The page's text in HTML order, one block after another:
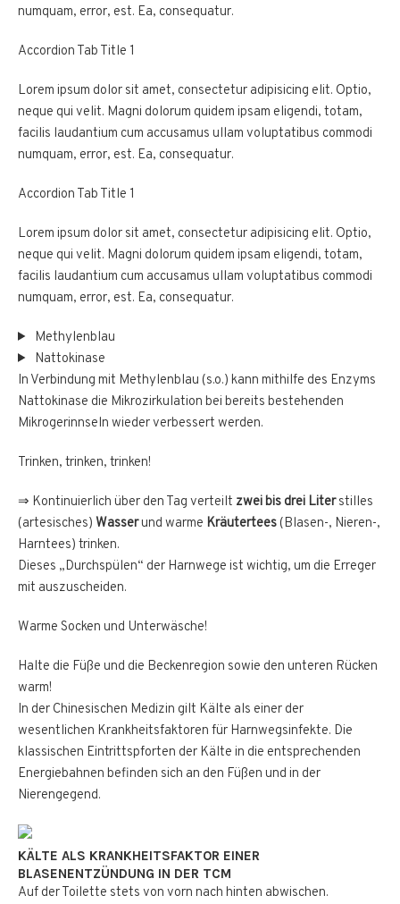
numquam, error, est. Ea, consequatur.
Accordion Tab Title 1
Lorem ipsum dolor sit amet, consectetur adipisicing elit. Optio,
neque qui velit. Magni dolorum quidem ipsam eligendi, totam,
facilis laudantium cum accusamus ullam voluptatibus commodi
numquam, error, est. Ea, consequatur.
Accordion Tab Title 1
Lorem ipsum dolor sit amet, consectetur adipisicing elit. Optio,
neque qui velit. Magni dolorum quidem ipsam eligendi, totam,
facilis laudantium cum accusamus ullam voluptatibus commodi
numquam, error, est. Ea, consequatur.
Methylenblau
Nattokinase
In Verbindung mit Methylenblau (s.o.) kann mithilfe des Enzyms
Nattokinase die Mikrozirkulation bei bereits bestehenden
Mikrogerinnseln wieder verbessert werden.
Trinken, trinken, trinken!
⇒ Kontinuierlich über den Tag verteilt zwei bis drei Literstilles
(artesisches) Wasserund warme Kräutertees(Blasen-, Nieren-,
Harntees) trinken.
Dieses „Durchspülen“ der Harnwege ist wichtig, um die Erreger
mit auszuscheiden.
Warme Socken und Unterwäsche!
Halte die Füße und die Beckenregion sowie den unteren Rücken
warm!
In der Chinesischen Medizin gilt Kälte als einer der
wesentlichen Krankheitsfaktoren für Harnwegsinfekte. Die
klassischen Eintrittspforten der Kälte in die entsprechenden
Energiebahnen befinden sich an den Füßen und in der
Nierengegend.
KÄLTE ALS KRANKHEITSFAKTOR EINER
BLASENENTZÜNDUNG IN DER TCM
Auf der Toilette stets von vorn nach hinten abwischen.